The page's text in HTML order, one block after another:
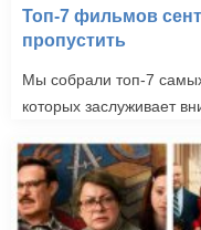
Топ-7 фильмов
пропустить
Мы собрали топ-7
которых заслуживает